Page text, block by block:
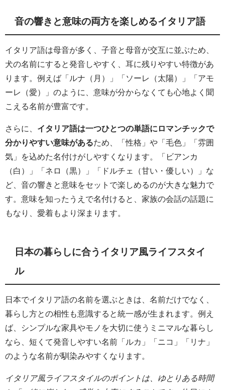
音の響きと意味の両方を楽しめるイタリア語
イタリア語は母音が多く、子音と母音が交互に並ぶため、
犬の名前にすると発音しやすく、耳に残りやすい特徴があ
ります。例えば「ルナ（月）」「ソーレ（太陽）」「アモ
ーレ（愛）」のように、意味が分からなくても心地よく聞
こえる名前が豊富です。
さらに、 イタリア語は一つひとつの単語にロマンチックで
分かりやすい意味があるため、「性格」や「毛色」「雰囲
気」を込めた名付けがしやすくなります。「ビアンカ
（白）」「ネロ（黒）」「ドルチェ（甘い・優しい）」な
ど、音の響きと意味をセットで楽しめるのが大きな魅力で
す。意味を知ったうえで名付けると、家族の会話の話題に
もなり、愛着もより深まります。
日本の暮らしに合うイタリア風ライフスタイ
ル
日本でイタリア語の名前を選ぶときは、名前だけでなく、
暮らし方との相性も意識すると統一感が生まれます。例え
ば、シンプルな家具やモノを大切に使うミニマルな暮らし
なら、短くて発音しやすい名前「ルカ」「ニコ」「リナ」
のような名前が馴染みやすくなります。
イタリア風ライフスタイルのポイントは、ゆとりある時間